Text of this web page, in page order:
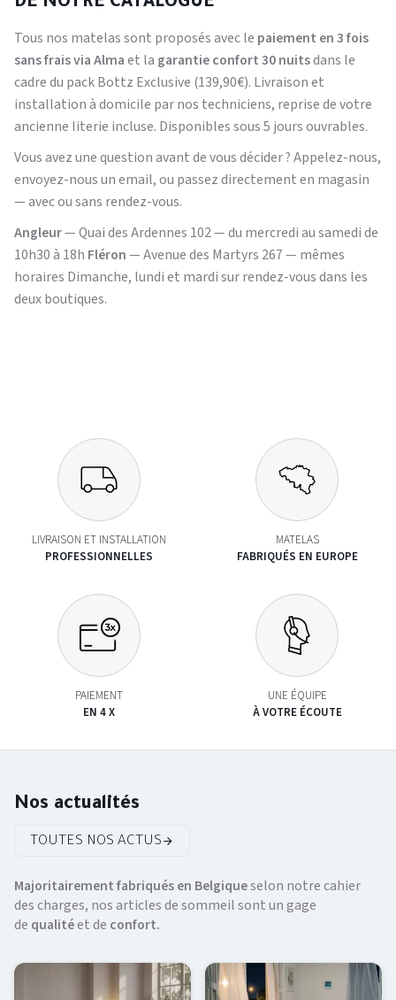
Tous nos matelas sont proposés avec le paiement en 3 fois
sans frais via Almaet la garantie confort 30 nuitsdans le
cadre du pack Bottz Exclusive (139,90€). Livraison et
installation à domicile par nos techniciens, reprise de votre
ancienne literie incluse. Disponibles sous 5 jours ouvrables.
Vous avez une question avant de vous décider ? Appelez-nous,
envoyez-nous un email, ou passez directement en magasin
— avec ou sans rendez-vous.
Angleur— Quai des Ardennes 102 — du mercredi au samedi de
10h30 à 18h Fléron— Avenue des Martyrs 267 — mêmes
horaires Dimanche, lundi et mardi sur rendez-vous dans les
deux boutiques.
LIVRAISON ET INSTALLATION
PROFESSIONNELLES
MATELAS
FABRIQUÉS EN EUROPE
PAIEMENT
EN 4 X
UNE ÉQUIPE
À VOTRE ÉCOUTE
Nos actualités
TOUTES NOS ACTUS
Majoritairement fabriqués en Belgiqueselon notre cahier
des charges, nos articles de sommeil sont un gage
de qualitéet de confort.